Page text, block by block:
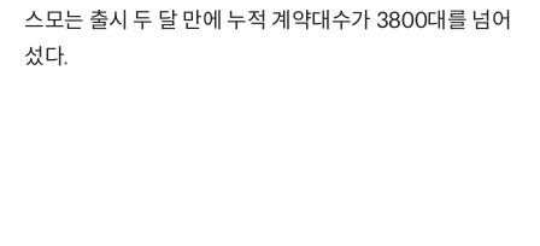
스모는 출시 두 달 만에 누적 계약대수가 3800대를 넘어
섰다.